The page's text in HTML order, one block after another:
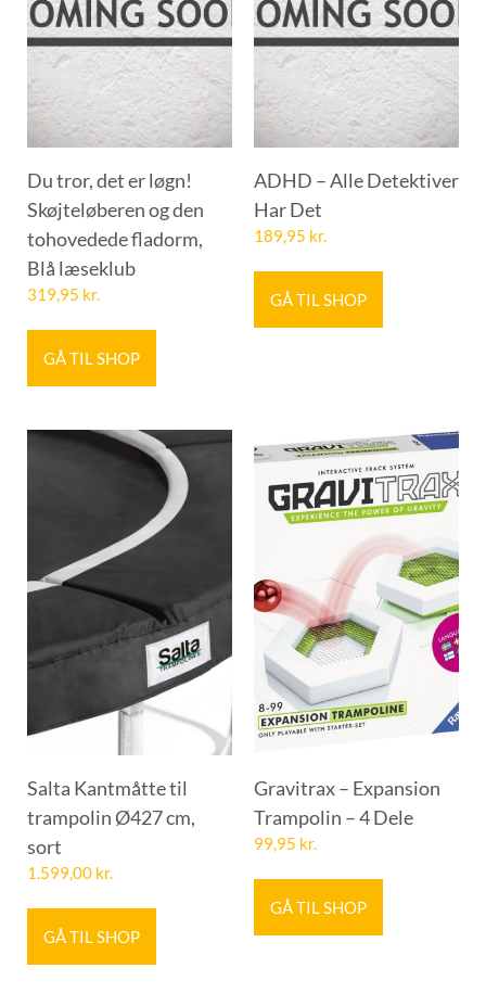
Du tror, det er løgn!
Skøjteløberen og den
tohovedede fladorm,
Blå læseklub
319,95 kr.
GÅ TIL SHOP
ADHD – Alle Detektiver
Har Det
189,95 kr.
GÅ TIL SHOP
Salta Kantmåtte til
trampolin Ø427 cm,
sort
1.599,00 kr.
GÅ TIL SHOP
Gravitrax – Expansion
Trampolin – 4 Dele
99,95 kr.
GÅ TIL SHOP